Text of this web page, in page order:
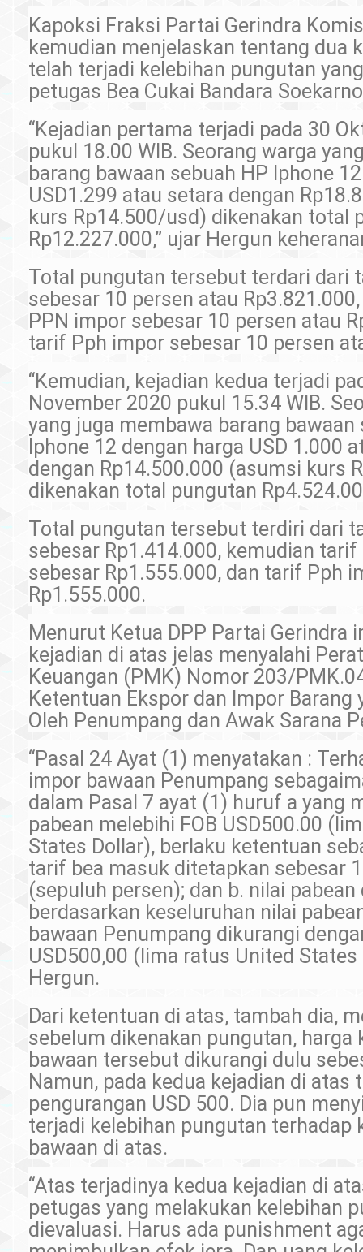
Kapoksi Fraksi Partai Gerindra
kemudian menjelaskan tentang dua
telah terjadi kelebihan pungutan
petugas Bea Cukai Bandara
“Kejadian pertama terjadi pada 30
pukul 18.00 WIB. Seorang warga
barang bawaan sebuah HP Iphone
USD1.299 atau setara dengan
kurs Rp14.500/usd) dikenakan total
Rp12.227.000,” ujar Hergun
Total pungutan tersebut terdari dari
sebesar 10 persen atau
PPN impor sebesar 10 persen atau
tarif Pph impor sebesar 10 persen
“Kemudian, kejadian kedua terjadi
November 2020 pukul 15.34 WIB.
yang juga membawa barang bawaan
Iphone 12 dengan harga USD 1.000
dengan Rp14.500.000 (asumsi kurs
dikenakan total pungutan
Total pungutan tersebut terdiri dari
sebesar Rp1.414.000, kemudian
sebesar Rp1.555.000, dan tarif Pph
Rp1.555.000.
Menurut Ketua DPP Partai Gerindra
kejadian di atas jelas menyalahi
Keuangan (PMK) Nomor 203/
Ketentuan Ekspor dan Impor Barang
Oleh Penumpang dan Awak Sarana
“Pasal 24 Ayat (1) menyatakan :
impor bawaan Penumpang
dalam Pasal 7 ayat (1) huruf a yang
pabean melebihi FOB USD500.00
States Dollar), berlaku ketentuan
tarif bea masuk ditetapkan sebesar
(sepuluh persen); dan b. nilai
berdasarkan keseluruhan nilai
bawaan Penumpang dikurangi
USD500,00 (lima ratus United States
Hergun.
Dari ketentuan di atas, tambah dia,
sebelum dikenakan pungutan, harga
bawaan tersebut dikurangi dulu
Namun, pada kedua kejadian di atas
pengurangan USD 500. Dia pun
terjadi kelebihan pungutan terhadap
bawaan di atas.
“Atas terjadinya kedua kejadian di
petugas yang melakukan kelebihan
dievaluasi. Harus ada punishment